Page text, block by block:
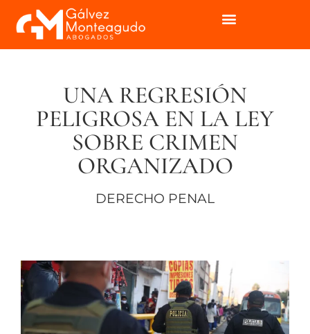
UNA REGRESIÓN
PELIGROSA EN LA LEY
SOBRE CRIMEN
ORGANIZADO
DERECHO PENAL